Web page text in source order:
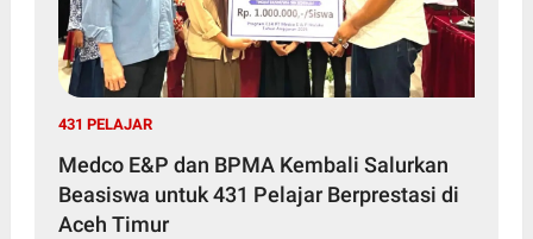
431 PELAJAR
Medco E&P dan BPMA Kembali Salurkan
Beasiswa untuk 431 Pelajar Berprestasi di
Aceh Timur